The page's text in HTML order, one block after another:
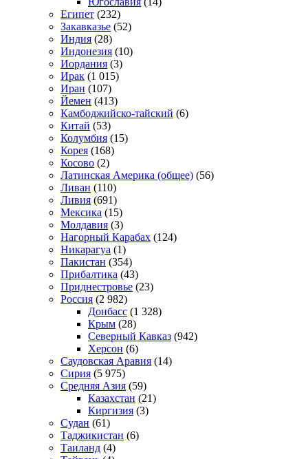
Египет (232)
Закавказье (52)
Индия (28)
Индонезия (10)
Иордания (3)
Ирак (1 015)
Иран (107)
Йемен (413)
Камбоджийско-тайский (6)
Китай (53)
Колумбия (15)
Корея (168)
Косово (2)
Латинская Америка (общее) (56)
Ливан (110)
Ливия (691)
Мексика (15)
Молдавия (3)
Нагорный Карабах (124)
Никарагуа (1)
Пакистан (354)
Прибалтика (43)
Приднестровье (23)
Россия (2 982)
Донбасс (1 328)
Крым (28)
Северный Кавказ (942)
Херсон (6)
Саудовская Аравия (14)
Сирия (5 975)
Средняя Азия (59)
Казахстан (21)
Киргизия (3)
Судан (61)
Таджикистан (6)
Таиланд (4)